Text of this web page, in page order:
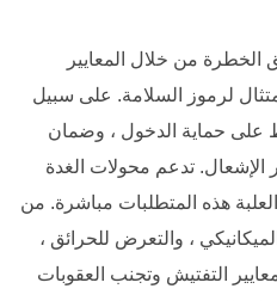
من خلال المعايير
لرموز السلامة. على سبيل
على حماية الدخول ، وضمان
الإشعال. تدعم محولات الغدة
هذه المتطلبات مباشرة. من
، والتعرض للحرائق ،
التفتيش وتجنب العقوبات